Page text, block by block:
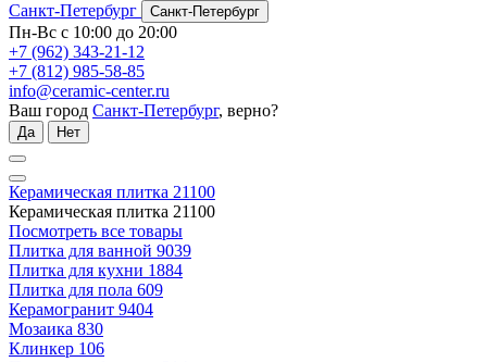
Санкт-Петербург
Санкт-Петербург
Пн-Вс с 10:00 до 20:00
+7 (962) 343-21-12
+7 (812) 985-58-85
info@ceramic-center.ru
Ваш город Санкт-Петербург, верно?
Да Нет
Керамическая плитка 21100
Керамическая плитка 21100
Посмотреть все товары
Плитка для ванной 9039
Плитка для кухни 1884
Плитка для пола 609
Керамогранит 9404
Мозаика 830
Клинкер 106